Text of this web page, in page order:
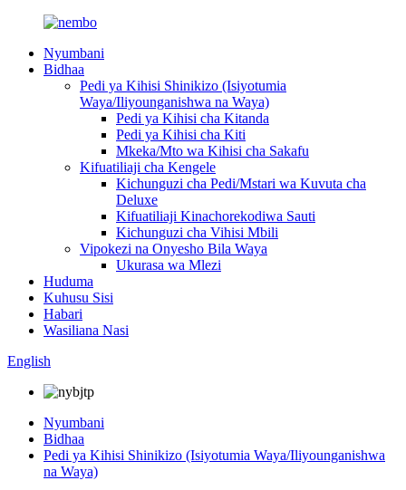
Nyumbani
Bidhaa
Pedi ya Kihisi Shinikizo (Isiyotumia
Waya/Iliyounganishwa na Waya)
Pedi ya Kihisi cha Kitanda
Pedi ya Kihisi cha Kiti
Mkeka/Mto wa Kihisi cha Sakafu
Kifuatiliaji cha Kengele
Kichunguzi cha Pedi/Mstari wa Kuvuta cha
Deluxe
Kifuatiliaji Kinachorekodiwa Sauti
Kichunguzi cha Vihisi Mbili
Vipokezi na Onyesho Bila Waya
Ukurasa wa Mlezi
Huduma
Kuhusu Sisi
Habari
Wasiliana Nasi
English
Nyumbani
Bidhaa
Pedi ya Kihisi Shinikizo (Isiyotumia Waya/Iliyounganishwa
na Waya)